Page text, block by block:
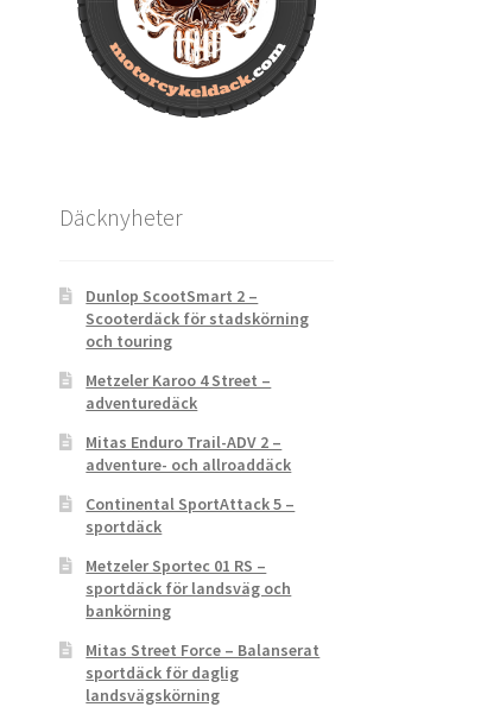
Däcknyheter
Dunlop ScootSmart 2 –
Scooterdäck för stadskörning
och touring
Metzeler Karoo 4 Street –
adventuredäck
Mitas Enduro Trail-ADV 2 –
adventure- och allroaddäck
Continental SportAttack 5 –
sportdäck
Metzeler Sportec 01 RS –
sportdäck för landsväg och
bankörning
Mitas Street Force – Balanserat
sportdäck för daglig
landsvägskörning